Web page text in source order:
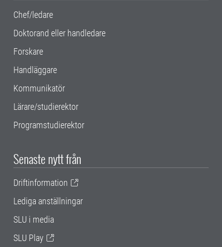
Chef/ledare
Doktorand eller handledare
Forskare
Handläggare
Kommunikatör
Lärare/studierektor
Programstudierektor
Senaste nytt från
Driftinformation
Lediga anställningar
SLU i media
SLU Play